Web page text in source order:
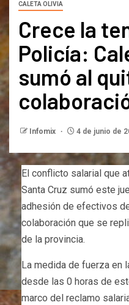
CALETA OLIVIA
Crece la
Policía:
sumó al
Infomix 4 de junio de
El conflicto salarial que
Santa Cruz sumó este
adhesión de efectivos
colaboración que se
de la provincia.
La medida de fuerza en
desde las 0 horas de
marco del reclamo